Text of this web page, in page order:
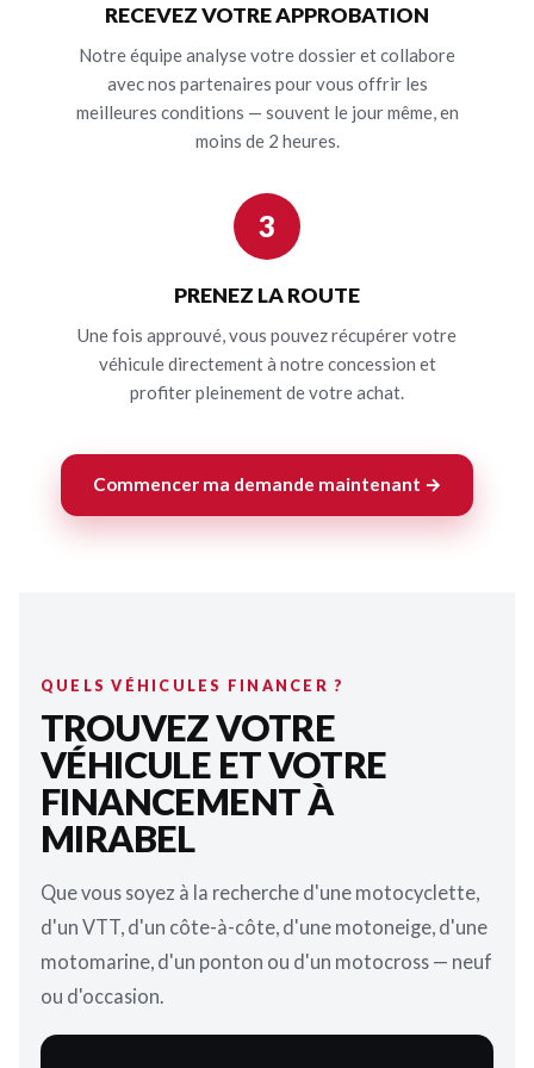
RECEVEZ VOTRE APPROBATION
Notre équipe analyse votre dossier et collabore
avec nos partenaires pour vous offrir les
meilleures conditions — souvent le jour même, en
moins de 2 heures.
3
PRENEZ LA ROUTE
Une fois approuvé, vous pouvez récupérer votre
véhicule directement à notre concession et
profiter pleinement de votre achat.
Commencer ma demande maintenant →
QUELS VÉHICULES FINANCER ?
TROUVEZ VOTRE
VÉHICULE ET VOTRE
FINANCEMENT À
MIRABEL
Que vous soyez à la recherche d'une motocyclette,
d'un VTT, d'un côte-à-côte, d'une motoneige, d'une
motomarine, d'un ponton ou d'un motocross — neuf
ou d'occasion.